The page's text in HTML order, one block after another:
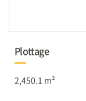
Plottage
2,450.1 m²